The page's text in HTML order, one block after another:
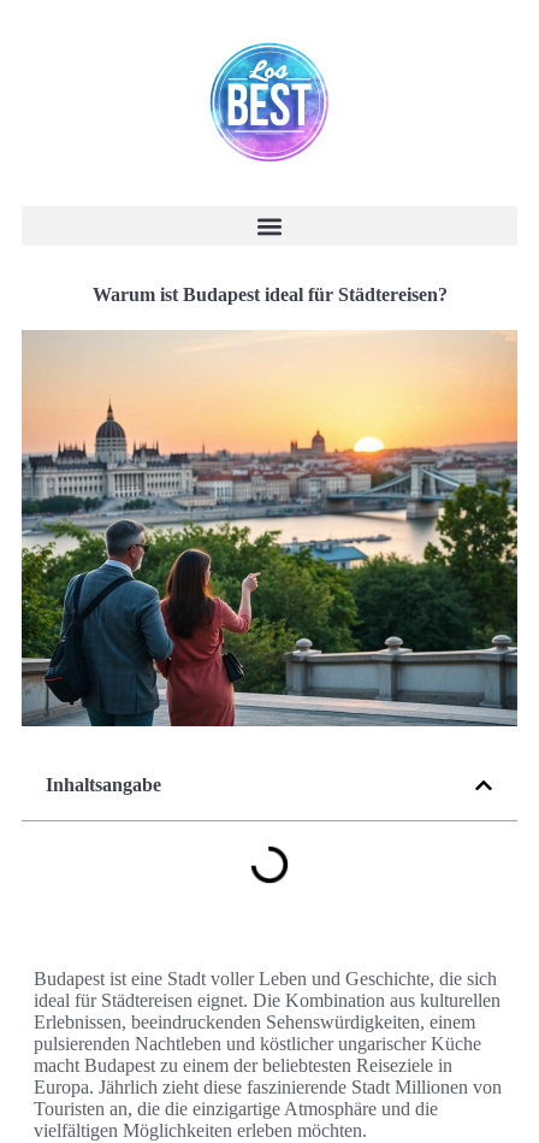
Warum ist Budapest ideal für Städtereisen?
Inhaltsangabe
Budapest ist eine Stadt voller Leben und Geschichte, die sich
ideal für Städtereisen eignet. Die Kombination aus kulturellen
Erlebnissen, beeindruckenden Sehenswürdigkeiten, einem
pulsierenden Nachtleben und köstlicher ungarischer Küche
macht Budapest zu einem der beliebtesten Reiseziele in
Europa. Jährlich zieht diese faszinierende Stadt Millionen von
Touristen an, die die einzigartige Atmosphäre und die
vielfältigen Möglichkeiten erleben möchten.